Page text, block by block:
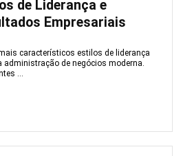
de Liderança e
Empresariais
característicos estilos de liderança
administração de negócios moderna.
...